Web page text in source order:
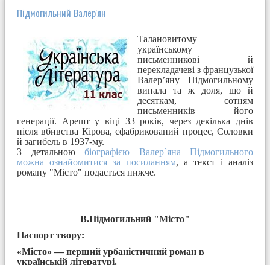
Підмогильний Валер'ян
Талановитому
українському
письменникові й
перекладачеві з французької
Валер’яну Підмогильному
випала та ж доля, що й
десяткам, сотням
письменників його
генерації. Арешт у віці 33 років, через декілька днів
після вбивства Кірова, сфабрикований процес, Соловки
й загибель в 1937-му.
З детальною біографією Валер`яна Підмогильного
можна ознайомитися за посиланням, а текст і аналіз
роману "Місто" подається нижче.
В.Підмогильний "Місто"
Паспорт твору:
«Місто» — перший урбаністичний роман в
українській літературі.